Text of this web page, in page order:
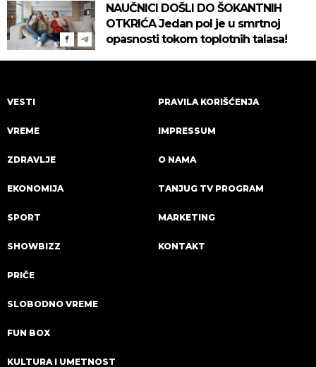
NAUČNICI DOŠLI DO ŠOKANTNIH
OTKRIĆA Jedan pol je u smrtnoj
opasnosti tokom toplotnih talasa!
VESTI
VREME
ZDRAVLJE
EKONOMIJA
SPORT
SHOWBIZZ
PRIČE
SLOBODNO VREME
FUN BOX
KULTURA I UMETNOST
PRAVILA KORIŠĆENJA
IMPRESSUM
O NAMA
TANJUG TV PROGRAM
MARKETING
KONTAKT